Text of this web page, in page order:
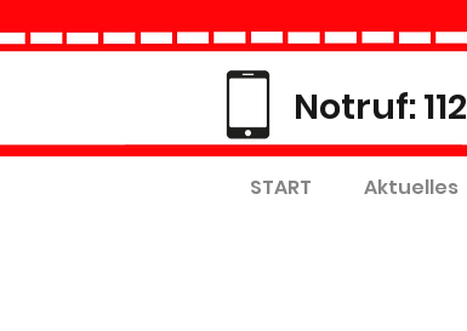
Notruf: 112
START Aktuelles